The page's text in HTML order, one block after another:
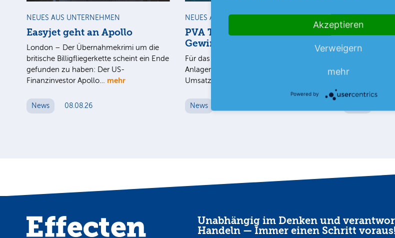
NEUES AUS UNTERNEHMEN
Easyjet geht an Apollo
London – Der Übernahmekrimi um die
britische Billigfliegerkette scheint ein Ende
gefunden zu haben: Der US-
Finanzinvestor Apollo… mehr
News 08.08.26
NEUES AUS UNTERNEHMEN
PVA Tepla mit
Gewinneinbruch
Für das 1. Halbjahr weist der Hightech-
Anlagenbauer einen nahezu konstanten
Umsatz aus.
News
Der
für die ersten
Unabhängig im Denken und
Handeln — Immer einen Schritt voraus!
Akzeptieren
Verweigern
mehr
Powered by